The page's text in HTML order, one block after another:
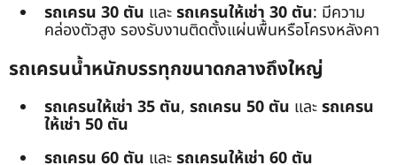
รถเครน 30 ตัน และรถเครนให้เช่า 30 ตัน: มีความ
คล่องตัวสูง รองรับงานติดตั้งแผ่นพื้นหรือโครงหลังคา
รถเครนน้ำหนักบรรทุกขนาดกลางถึงใหญ่
รถเครนให้เช่า 35 ตัน, รถเครน 50 ตัน และรถเครน
ให้เช่า 50 ตัน
รถเครน 60 ตัน และรถเครนให้เช่า 60 ตัน